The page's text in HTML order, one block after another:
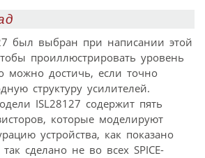
был выбран при написании этой
проиллюстрировать уровень
можно достичь, если точно
структуру усилителей.
ISL28127 содержит пять
которые моделируют
устройства, как показано
сделано не во всех SPICE-